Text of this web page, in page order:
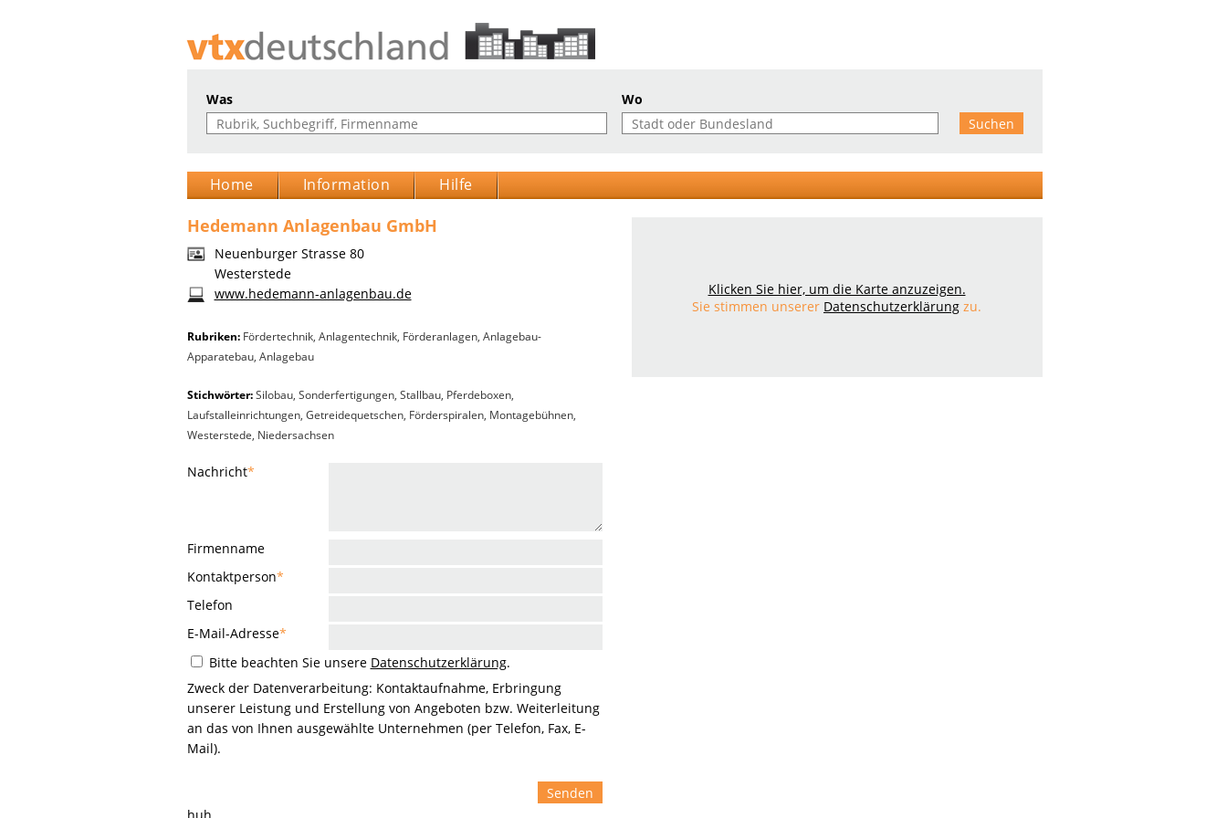
Was Wo
Home Information Hilfe
Hedemann Anlagenbau GmbH
Neuenburger Strasse 80
Westerstede
www.hedemann-anlagenbau.de
Rubriken: Fördertechnik, Anlagentechnik, Förderanlagen, Anlagebau-
Apparatebau, Anlagebau
Stichwörter:Silobau, Sonderfertigungen, Stallbau, Pferdeboxen,
Laufstalleinrichtungen, Getreidequetschen, Förderspiralen, Montagebühnen,
Westerstede, Niedersachsen
Nachricht*
Firmenname
Kontaktperson*
Telefon
E-Mail-Adresse*
Bitte beachten Sie unsere Datenschutzerklärung.
Zweck der Datenverarbeitung: Kontaktaufnahme, Erbringung
unserer Leistung und Erstellung von Angeboten bzw. Weiterleitung
an das von Ihnen ausgewählte Unternehmen (per Telefon, Fax, E-
Mail).
Senden
Klicken Sie hier, um die Karte anzuzeigen.
Sie stimmen unserer Datenschutzerklärung zu.